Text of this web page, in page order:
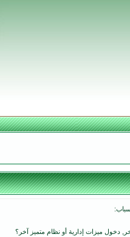
دخول ميزات إدارية أو نظام متميز آخر؟